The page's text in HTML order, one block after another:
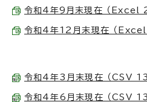
令和4年9月末現在 （Excel
令和4年12月末現在 （
令和4年3月末現在 （CSV
令和4年6月末現在 （CSV